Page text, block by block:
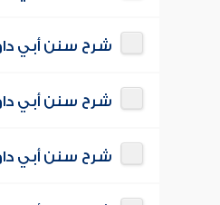
شرح سنن أبي داود
شرح سنن أبي داود
شرح سنن أبي داود